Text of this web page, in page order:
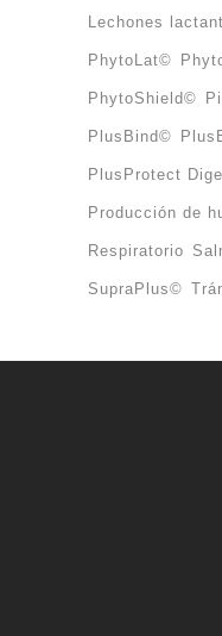
Lechones
PhytoLat©
PhytoShield©
PlusBind©
PlusProtect
Producción de
Respiratorio
SupraPlus©